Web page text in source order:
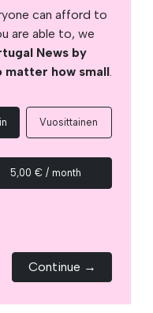
can afford to
are able to, we
News by
matter how small.
Vuosittainen
5,00 € / month
Continue →